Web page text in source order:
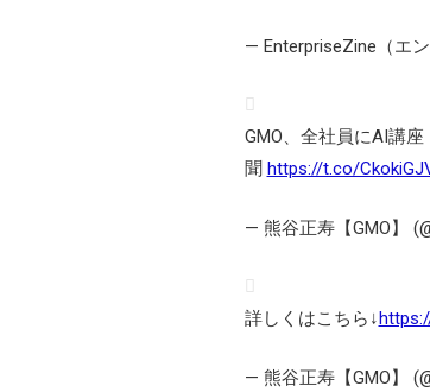
— EnterpriseZine（エ
GMO、全社員にAI講
聞 https://t.co/
— 熊谷正寿【GMO】
詳しくはこちら↓
— 熊谷正寿【GMO】